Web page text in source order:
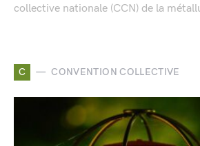
collective nationale (CCN) de la
C CONVENTION COLLECTIVE